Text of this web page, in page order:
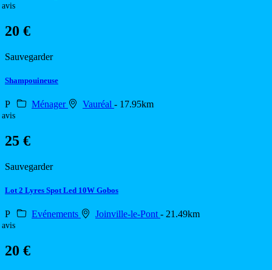
avis
20 €
Sauvegarder
Shampouineuse
P Ménager Vauréal - 17.95km
avis
25 €
Sauvegarder
Lot 2 Lyres Spot Led 10W Gobos
P Evénements Joinville-le-Pont - 21.49km
avis
20 €